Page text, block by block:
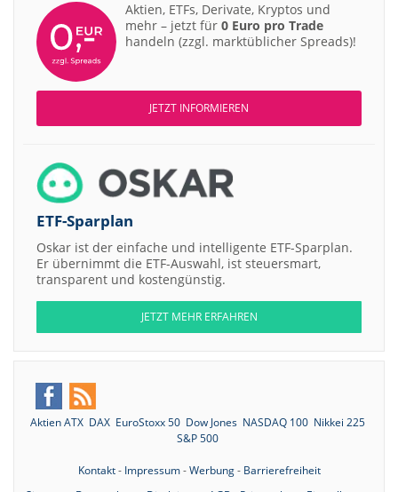
Aktien, ETFs, Derivate, Kryptos und
mehr – jetzt für 0 Euro pro Trade
handeln (zzgl. marktüblicher Spreads)!
JETZT INFORMIEREN
ETF-Sparplan
Oskar ist der einfache und intelligente ETF-Sparplan.
Er übernimmt die ETF-Auswahl, ist steuersmart,
transparent und kostengünstig.
JETZT MEHR ERFAHREN
Aktien ATX DAX EuroStoxx 50 Dow Jones NASDAQ 100 Nikkei 225
S&P 500
Kontakt- Impressum-Werbung- Barrierefreiheit